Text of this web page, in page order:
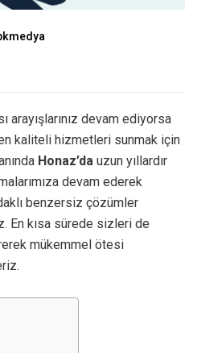
arayışlarınız devam ediyorsa
kaliteli hizmetleri sunmak için
Honaz’da uzun yıllardır
devam ederek
benzersiz çözümler
En kısa sürede sizleri de
mükemmel ötesi